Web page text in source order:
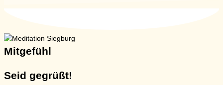
Mitgefühl
Seid gegrüßt!